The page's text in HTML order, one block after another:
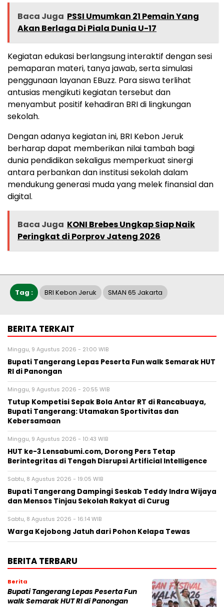
Baca Juga PSSI Umumkan 21 Pemain Yang
Akan Berlaga Di Piala Dunia U-17
Kegiatan edukasi berlangsung interaktif dengan sesi
pemaparan materi, tanya jawab, serta simulasi
penggunaan layanan EBuzz. Para siswa terlihat
antusias mengikuti kegiatan tersebut dan
menyambut positif kehadiran BRI di lingkungan
sekolah.
Dengan adanya kegiatan ini, BRI Kebon Jeruk
berharap dapat memberikan nilai tambah bagi
dunia pendidikan sekaligus memperkuat sinergi
antara perbankan dan institusi sekolah dalam
mendukung generasi muda yang melek finansial dan
digital.
Baca Juga KONI Brebes Ungkap Siap Naik
Peringkat di Porprov Jateng 2026
Tag : BRI Kebon Jeruk SMAN 65 Jakarta
BERITA TERKAIT
Minggu, 9 Agustus 2026 - 21:00 WIB
Bupati Tangerang Lepas Peserta Fun walk Semarak HUT
RI di Panongan
Minggu, 9 Agustus 2026 - 20:55 WIB
Tutup Kompetisi Sepak Bola Antar RT di Rancabuaya,
Bupati Tangerang: Utamakan Sportivitas dan
Kebersamaan
Minggu, 9 Agustus 2026 - 10:43 WIB
HUT ke-3 Lensabumi.com, Dorong Pers Tetap
Berintegritas di Tengah Disrupsi Artificial Intelligence
Sabtu, 8 Agustus 2026 - 19:05 WIB
Bupati Tangerang Dampingi Seskab Teddy Indra Wijaya
dan Mensos Tinjau Sekolah Rakyat di Curug
Sabtu, 8 Agustus 2026 - 16:14 WIB
Warga Kejobong Jatuh dari Pohon Kelapa Tewas
BERITA TERBARU
Berita
Bupati Tangerang Lepas Peserta Fun
walk Semarak HUT RI di Panongan